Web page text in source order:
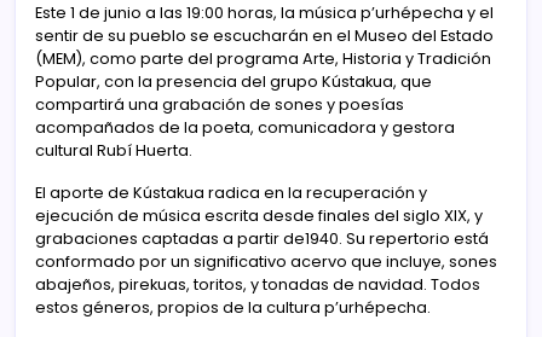
Este 1 de junio a las 19:00 horas, la música p’urhépecha y el
sentir de su pueblo se escucharán en el Museo del Estado
(MEM), como parte del programa Arte, Historia y Tradición
Popular, con la presencia del grupo Kústakua, que
compartirá una grabación de sones y poesías
acompañados de la poeta, comunicadora y gestora
cultural Rubí Huerta.
El aporte de Kústakua radica en la recuperación y
ejecución de música escrita desde finales del siglo XIX, y
grabaciones captadas a partir de1940. Su repertorio está
conformado por un significativo acervo que incluye, sones
abajeños, pirekuas, toritos, y tonadas de navidad. Todos
estos géneros, propios de la cultura p’urhépecha.